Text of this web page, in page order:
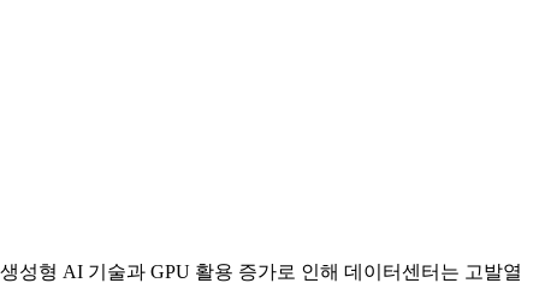
생성형 AI 기술과 GPU 활용 증가로 인해 데이터센터는 고발열